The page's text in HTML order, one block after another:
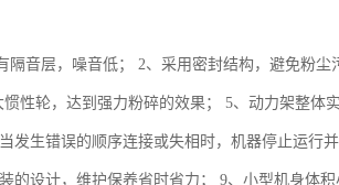
隔音层，噪音低； 2、采用密封结构，避免粉
性轮，达到强力粉碎的效果； 5、动力架整体
发生错误的顺序连接或失相时，机器停止运行
的设计，维护保养省时省力； 9、小型机身体